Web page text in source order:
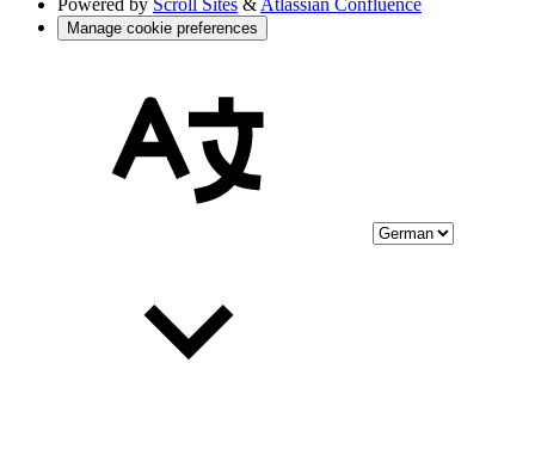
Manage cookie preferences